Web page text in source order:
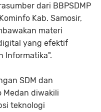
dari BBPSDMP
Kab. Samosir,
materi
yang efektif
Informatika".
SDM dan
Medan diwakili
teknologi